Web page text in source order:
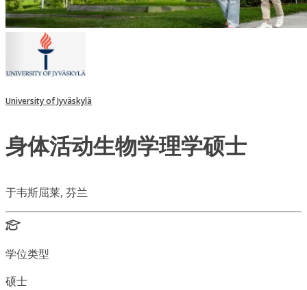
University of Jyväskylä
身体活动生物学理学硕士
于韦斯屈莱, 芬兰
学位类型
硕士